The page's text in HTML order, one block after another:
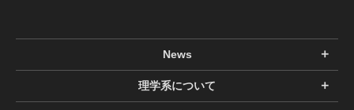
News
理学系について